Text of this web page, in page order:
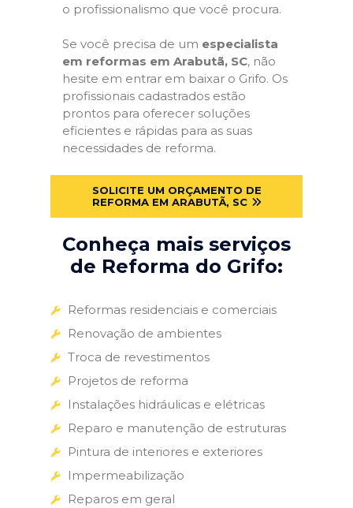
o profissionalismo que você procura.
Se você precisa de um especialista
em reformas em Arabutã, SC, não
hesite em entrar em baixar o Grifo. Os
profissionais cadastrados estão
prontos para oferecer soluções
eficientes e rápidas para as suas
necessidades de reforma.
SOLICITE UM ORÇAMENTO DE
REFORMA EM ARABUTÃ, SC
Conheça mais serviços
de Reforma do Grifo:
Reformas residenciais e comerciais
Renovação de ambientes
Troca de revestimentos
Projetos de reforma
Instalações hidráulicas e elétricas
Reparo e manutenção de estruturas
Pintura de interiores e exteriores
Impermeabilização
Reparos em geral